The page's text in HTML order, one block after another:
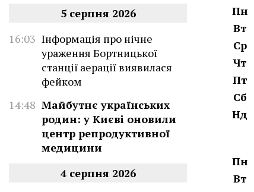
5 серпня 2026
16:03 Інформація про нічне
ураження Бортницької
станції аерації виявилася
фейком
14:48 Майбутнє українських
родин: у Києві оновили
центр репродуктивної
медицини
4 серпня 2026
Пн
Вт
Ср
Чт
Пт
Сб
Нд
Пн
Вт